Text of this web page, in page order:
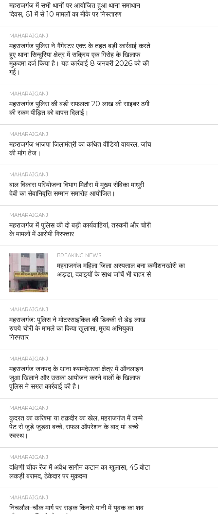
महराजगंज में सभी थानों पर आयोजित हुआ थाना समाधान
दिवस, 61 में से 10 मामलों का मौके पर निस्तारण
MAHARAJGANJ
महराजगंज पुलिस ने गैंगेस्टर एक्ट के तहत बड़ी कार्रवाई करते
हुए थाना सिन्दुरिया क्षेत्र में सक्रिय एक गिरोह के खिलाफ
मुकदमा दर्ज किया है। यह कार्रवाई 8 जनवरी 2026 को की
गई।
MAHARAJGANJ
महराजगंज पुलिस की बड़ी सफलता 20 लाख की साइबर ठगी
की रकम पीड़ित को वापस दिलाई।
MAHARAJGANJ
महराजगंज भाजपा जिलामंत्री का कथित वीडियो वायरल, जांच
की मांग तेज।
MAHARAJGANJ
बाल विकास परियोजना विभाग मिठौरा में मुख्य सेविका माधुरी
देवी का सेवानिवृत्ति सम्मान समारोह आयोजित।
MAHARAJGANJ
महराजगंज में पुलिस की दो बड़ी कार्यवाहियां, तस्करी और चोरी
के मामलों में आरोपी गिरफ्तार
BREAKING NEWS
महराजगंज महिला जिला अस्पताल बना कमीशनखोरी का
अड्डा, दवाइयों के साथ जांचें भी बाहर से
MAHARAJGANJ
महराजगंज: पुलिस ने मोटरसाइकिल की डिक्की से डेढ़ लाख
रुपये चोरी के मामले का किया खुलासा, मुख्य अभियुक्त
गिरफ्तार
MAHARAJGANJ
महराजगंज जनपद के थाना श्यामदेउरवां क्षेत्र में ऑनलाइन
जुआ खिलाने और उसका आयोजन करने वालों के खिलाफ
पुलिस ने सख्त कार्रवाई की है।
MAHARAJGANJ
कुदरत का करिश्मा या तक़दीर का खेल, महराजगंज में जन्मे
पेट से जुड़े जुड़वा बच्चे, सफल ऑपरेशन के बाद मां-बच्चे
स्वस्थ।
MAHARAJGANJ
दक्षिणी चौक रेंज में अवैध सागौन कटान का खुलासा, 45 बोटा
लकड़ी बरामद, ठेकेदार पर मुकदमा
MAHARAJGANJ
निचलौल–चौक मार्ग पर सड़क किनारे पानी में युवक का शव